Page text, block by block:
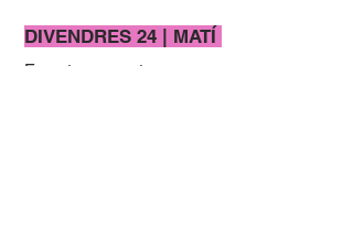
DIVENDRES 24 | MATÍ ​
En este encuentro se propone